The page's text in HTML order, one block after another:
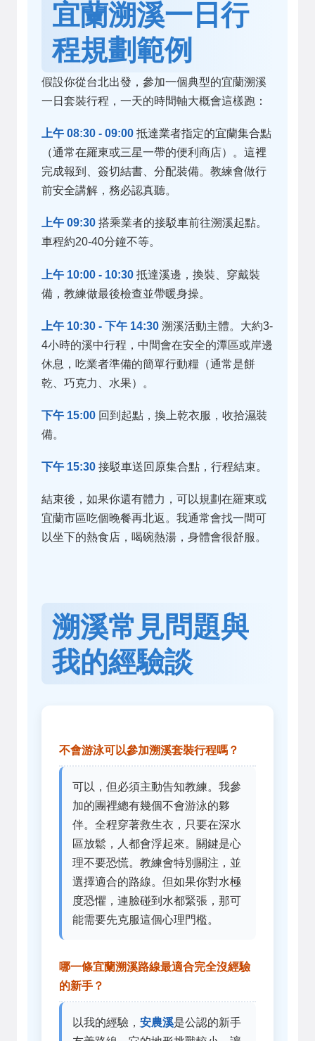
宜蘭溯溪一日行
程規劃範例
假設你從台北出發，參加一個典型的宜蘭溯溪
一日套裝行程，一天的時間軸大概會這樣跑：
上午 08:30 - 09:00 抵達業者指定的宜蘭集合點
（通常在羅東或三星一帶的便利商店）。這裡
完成報到、簽切結書、分配裝備。教練會做行
前安全講解，務必認真聽。
上午 09:30 搭乘業者的接駁車前往溯溪起點。
車程約20-40分鐘不等。
上午 10:00 - 10:30 抵達溪邊，換裝、穿戴裝
備，教練做最後檢查並帶暖身操。
上午 10:30 - 下午 14:30 溯溪活動主體。大約3-
4小時的溪中行程，中間會在安全的潭區或岸邊
休息，吃業者準備的簡單行動糧（通常是餅
乾、巧克力、水果）。
下午 15:00 回到起點，換上乾衣服，收拾濕裝
備。
下午 15:30 接駁車送回原集合點，行程結束。
結束後，如果你還有體力，可以規劃在羅東或
宜蘭市區吃個晚餐再北返。我通常會找一間可
以坐下的熱食店，喝碗熱湯，身體會很舒服。
溯溪常見問題與
我的經驗談
不會游泳可以參加溯溪套裝行程嗎？
可以，但必須主動告知教練。我參
加的團裡總有幾個不會游泳的夥
伴。全程穿著救生衣，只要在深水
區放鬆，人都會浮起來。關鍵是心
理不要恐慌。教練會特別關注，並
選擇適合的路線。但如果你對水極
度恐懼，連臉碰到水都緊張，那可
能需要先克服這個心理門檻。
哪一條宜蘭溯溪路線最適合完全沒經驗
的新手？
以我的經驗， 安農溪是公認的新手